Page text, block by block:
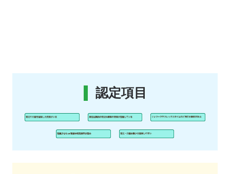
認定項目